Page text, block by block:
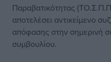
Παραβατικότητας
αποτελέσει αντικείμενο
απόφασης στην σημερινή
συμβουλίου.